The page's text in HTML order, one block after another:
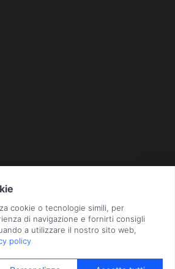
· Capitale Sociale i.v. € 800.000,00